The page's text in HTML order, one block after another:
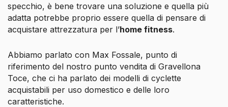
specchio, è bene trovare una soluzione e quella più
adatta potrebbe proprio essere quella di pensare di
acquistare attrezzatura per l’home fitness.
Abbiamo parlato con Max Fossale, punto di
riferimento del nostro punto vendita di Gravellona
Toce, che ci ha parlato dei modelli di cyclette
acquistabili per uso domestico e delle loro
caratteristiche.